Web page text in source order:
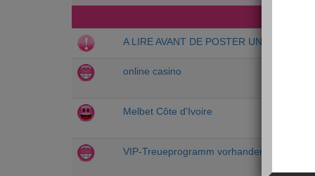
A LIRE AVANT DE POSTER UN MESSAGE
online casino
Melbet Côte d'Ivoire
VIP-Treueprogramm vorhanden?